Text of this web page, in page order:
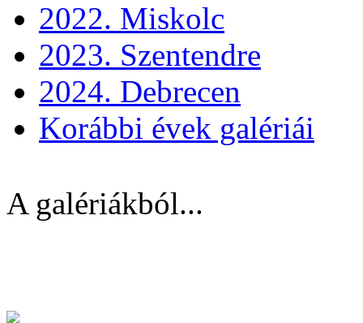
2022. Miskolc
2023. Szentendre
2024. Debrecen
Korábbi évek galériái
A galériákból...